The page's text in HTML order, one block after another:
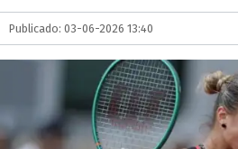
Publicado: 03-06-2026 13:40